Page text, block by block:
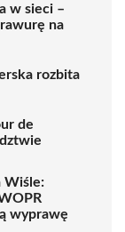
w sieci –
na
rozbita
de
Wiśle:
wyprawę